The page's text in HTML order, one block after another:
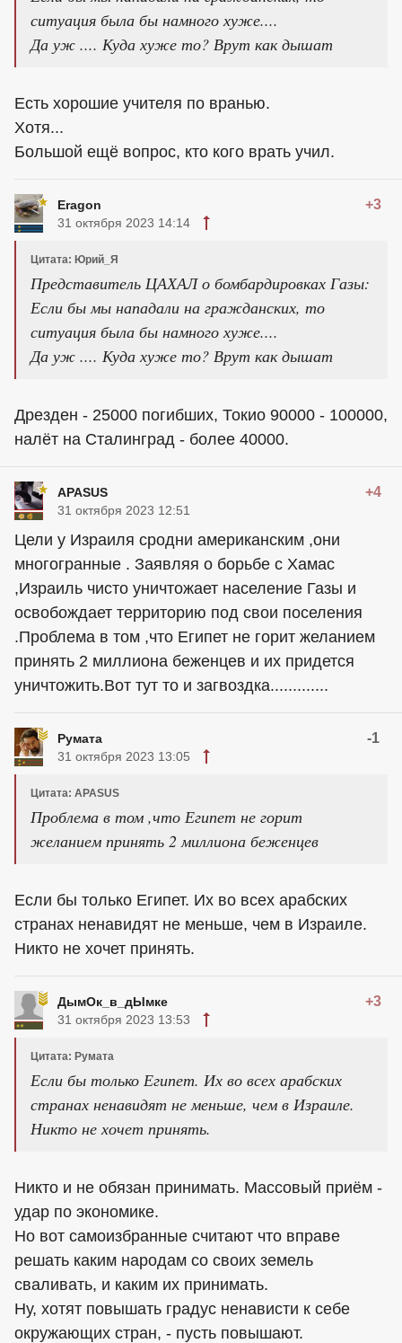
ситуация была бы намного хуже....
Да уж .... Куда хуже то? Врут как дышат
Есть хорошие учителя по вранью.
Хотя...
Большой ещё вопрос, кто кого врать учил.
Eragon +3
31 октября 2023 14:14
Цитата: Юрий_Я
Представитель ЦАХАЛ о бомбардировках Газы:
Если бы мы нападали на гражданских, то
ситуация была бы намного хуже....
Да уж .... Куда хуже то? Врут как дышат
Дрезден - 25000 погибших, Токио 90000 - 100000,
налёт на Сталинград - более 40000.
APASUS +4
31 октября 2023 12:51
Цели у Израиля сродни американским ,они
многогранные . Заявляя о борьбе с Хамас
,Израиль чисто уничтожает население Газы и
освобождает территорию под свои поселения
.Проблема в том ,что Египет не горит желанием
принять 2 миллиона беженцев и их придется
уничтожить.Вот тут то и загвоздка.............
Румaтa -1
31 октября 2023 13:05
Цитата: APASUS
Проблема в том ,что Египет не горит
желанием принять 2 миллиона беженцев
Если бы только Египет. Их во всех арабских
странах ненавидят не меньше, чем в Израиле.
Никто не хочет принять.
ДымОк_в_дЫмке +3
31 октября 2023 13:53
Цитата: Румaтa
Если бы только Египет. Их во всех арабских
странах ненавидят не меньше, чем в Израиле.
Никто не хочет принять.
Никто и не обязан принимать. Массовый приём -
удар по экономике.
Но вот самоизбранные считают что вправе
решать каким народам со своих земель
сваливать, и каким их принимать.
Ну, хотят повышать градус ненависти к себе
окружающих стран, - пусть повышают.